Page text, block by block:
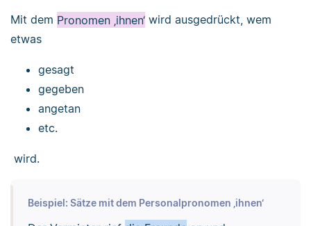
Mit dem Pronomen ‚ihnen‘ wird ausgedrückt, wem
etwas
gesagt
gegeben
angetan
etc.
wird.
Beispiel: Sätze mit dem Personalpronomen ‚ihnen‘